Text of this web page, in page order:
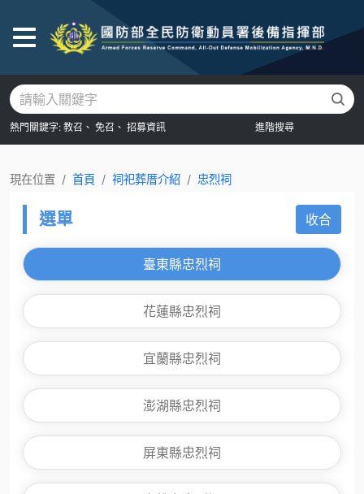
熱門關鍵字: 教召、 免召、 招募資訊 進階搜尋
現在位置 首頁 祠祀葬厝介紹 忠烈祠
選單 收合
臺東縣忠烈祠
花蓮縣忠烈祠
宜蘭縣忠烈祠
澎湖縣忠烈祠
屏東縣忠烈祠